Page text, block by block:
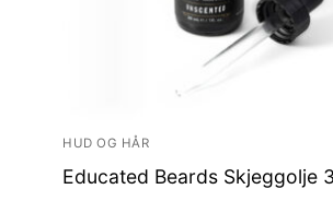
HUD OG HÅR
Educated Beards Skjeggolje